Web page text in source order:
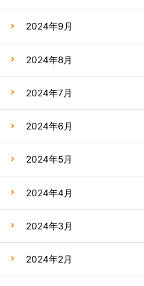
2024年9月
2024年8月
2024年7月
2024年6月
2024年5月
2024年4月
2024年3月
2024年2月